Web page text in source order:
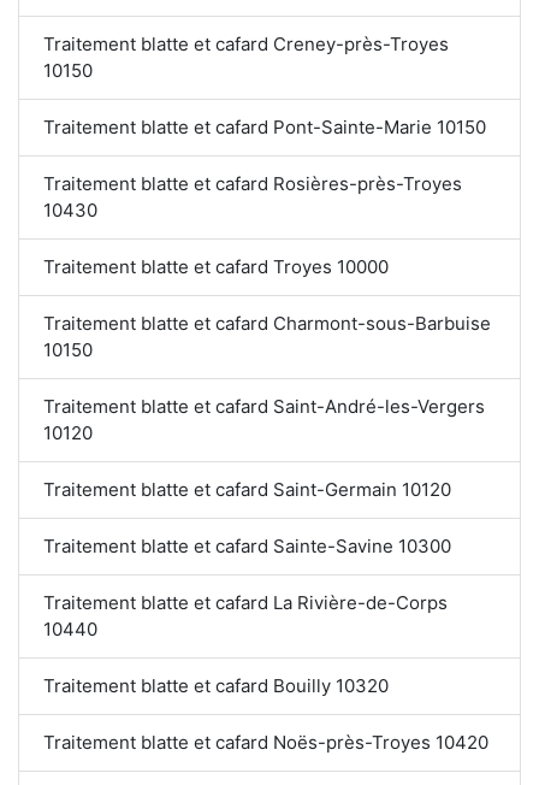
Traitement blatte et cafard Creney-près-Troyes
10150
Traitement blatte et cafard Pont-Sainte-Marie 10150
Traitement blatte et cafard Rosières-près-Troyes
10430
Traitement blatte et cafard Troyes 10000
Traitement blatte et cafard Charmont-sous-Barbuise
10150
Traitement blatte et cafard Saint-André-les-Vergers
10120
Traitement blatte et cafard Saint-Germain 10120
Traitement blatte et cafard Sainte-Savine 10300
Traitement blatte et cafard La Rivière-de-Corps
10440
Traitement blatte et cafard Bouilly 10320
Traitement blatte et cafard Noës-près-Troyes 10420